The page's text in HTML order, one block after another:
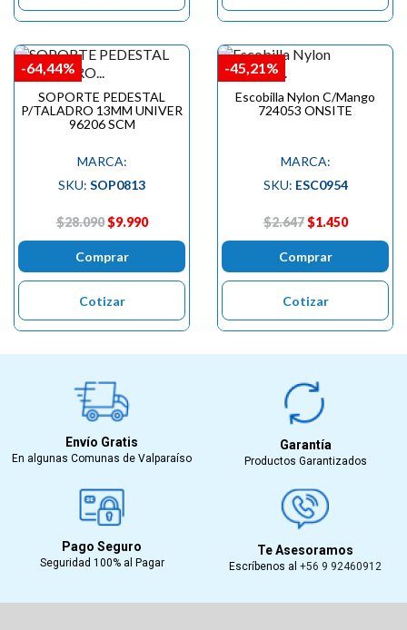
SOPORTE PEDESTAL
P/TALADRO 13MM UNIVER
96206 SCM
MARCA:
SKU: SOP0813
$28.090 $9.990
Comprar
Cotizar
-64,44%
Escobilla Nylon C/Mango
724053 ONSITE
MARCA:
SKU: ESC0954
$2.647 $1.450
Comprar
Cotizar
-45,21%
Envío Gratis
En algunas Comunas de Valparaíso
Garantía
Productos Garantizados
Pago Seguro
Seguridad 100% al Pagar
Te Asesoramos
Escríbenos al +56 9 92460912